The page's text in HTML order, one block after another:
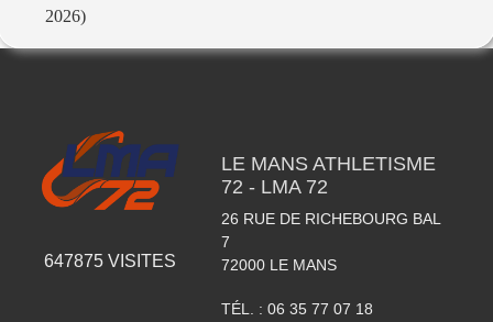
2026)
647875 VISITES
LE MANS ATHLETISME
72 - LMA 72
26 RUE DE RICHEBOURG BAL
7
72000 LE MANS
TÉL. : 06 35 77 07 18